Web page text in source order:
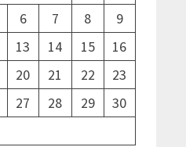
6 7 8
9
13 14 15
16
20 21 22
23
27 28 29
30